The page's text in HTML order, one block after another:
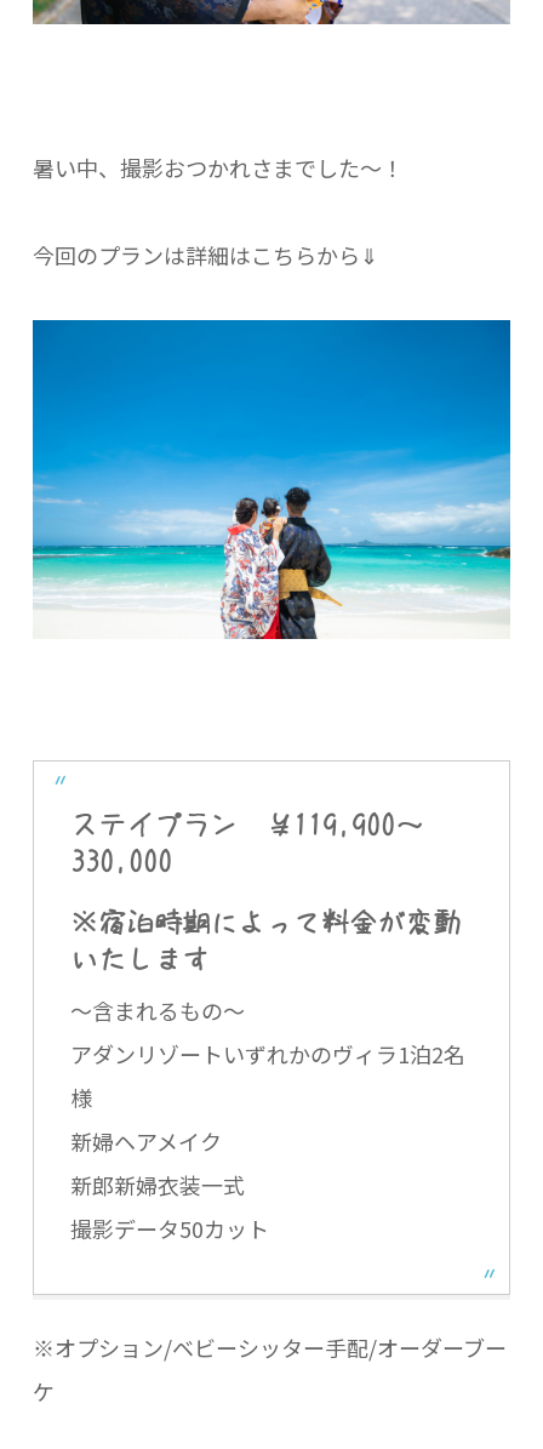
暑い中、撮影おつかれさまでした～！
今回のプランは詳細はこちらから⇓
ステイプラン ￥119,900～
330,000
※宿泊時期によって料金が変動
いたします
～含まれるもの～
アダンリゾートいずれかのヴィラ1泊2名
様
新婦ヘアメイク
新郎新婦衣装一式
撮影データ50カット
※オプション/ベビーシッター手配/オーダーブー
ケ